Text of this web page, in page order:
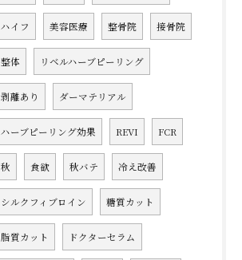
ハイフ 美容医療 整骨院 接骨院
整体 リベルハーブピーリング
剥離あり ダーマテリアル
ハーブピーリング効果 REVI FCR
秋 食欲 秋バテ 冷え改善
シルクフィブロイン 糖質カット
脂質カット ドクターセラム